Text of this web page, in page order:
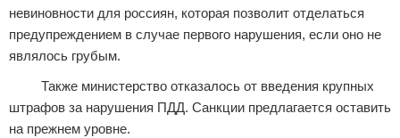
невиновности для россиян, которая позволит отделаться
предупреждением в случае первого нарушения, если оно не
являлось грубым.
Также министерство отказалось от введения крупных
штрафов за нарушения ПДД. Санкции предлагается оставить
на прежнем уровне.